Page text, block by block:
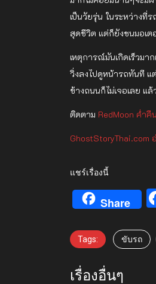
เป็นวัยรุ่น ในระหว่างที่
สุดชีวิต แต่ก็ยังชนมอเต
เหตุการณ์มันเกิดเร็วมา
วิ่งลงไปดูหน้ารถทันที แ
ข้างถนนก็ไม่เจอเลย แ
ติดตาม RedMoon ค่ำคื
GhostStoryThai.com
แชร์เรื่องนี้
Share
Tags: ขับรถ
เรื่องอื่นๆ